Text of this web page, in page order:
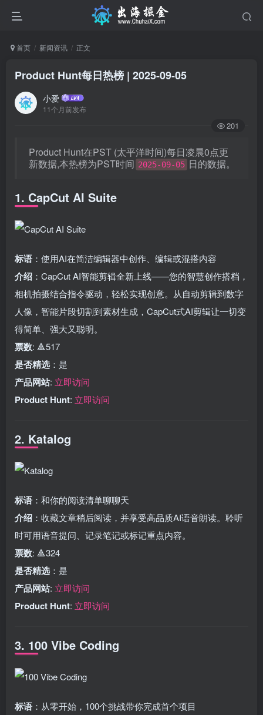
首页 新闻资讯 正文
Product Hunt每日热榜 | 2025-09-05
小爱
11个月前发布
201
Product Hunt在PST (太平洋时间)每日凌晨0点更
新数据,本热榜为PST时间 2025-09-05 日的数据。
1. CapCut AI Suite
标语 ：使用AI在简洁编辑器中创作、编辑或混搭内容
介绍 ：CapCut AI智能剪辑全新上线——您的智慧创作搭档，
相机拍摄结合指令驱动，轻松实现创意。从自动剪辑到数字
人像，智能片段切割到素材生成，CapCut式AI剪辑让一切变
得简单、强大又聪明。
票数: 🔺517
是否精选 ：是
产品网站: 立即访问
Product Hunt: 立即访问
2. Katalog
标语 ：和你的阅读清单聊聊天
介绍 ：收藏文章稍后阅读，并享受高品质AI语音朗读。聆听
时可用语音提问、记录笔记或标记重点内容。
票数: 🔺324
是否精选 ：是
产品网站: 立即访问
Product Hunt: 立即访问
3. 100 Vibe Coding
标语 ：从零开始，100个挑战带你完成首个项目